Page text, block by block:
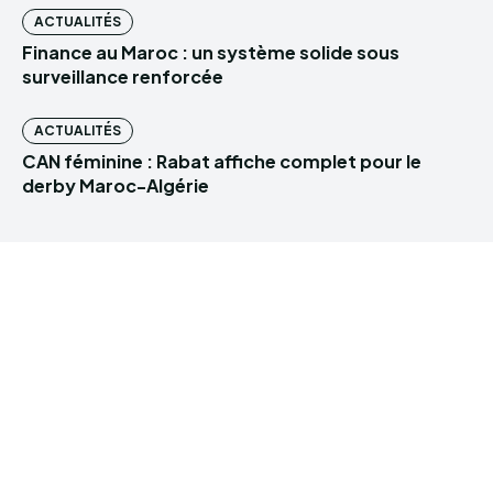
ACTUALITÉS
Finance au Maroc : un système solide sous
surveillance renforcée
ACTUALITÉS
CAN féminine : Rabat affiche complet pour le
derby Maroc-Algérie